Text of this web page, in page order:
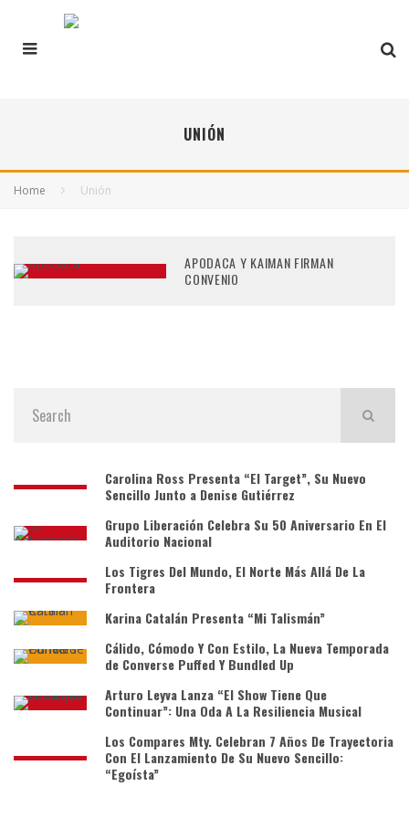
UNIÓN
Home Unión
APODACA Y KAIMAN FIRMAN
CONVENIO
Carolina Ross Presenta “El Target”, Su Nuevo
Sencillo Junto a Denise Gutiérrez
Grupo Liberación Celebra Su 50 Aniversario En El
Auditorio Nacional
Los Tigres Del Mundo, El Norte Más Allá De La
Frontera
Karina Catalán Presenta “Mi Talismán”
Cálido, Cómodo Y Con Estilo, La Nueva Temporada
de Converse Puffed Y Bundled Up
Arturo Leyva Lanza “El Show Tiene Que
Continuar”: Una Oda A La Resiliencia Musical
Los Compares Mty. Celebran 7 Años De Trayectoria
Con El Lanzamiento De Su Nuevo Sencillo:
“Egoísta”